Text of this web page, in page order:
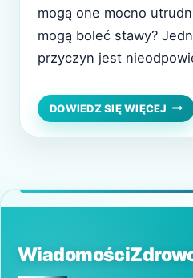
mogą one mocno
mogą boleć stawy?
przyczyn jest
ktoś ubiera się zbyt
zmarznie, tak może być.
DOWIEDZ SIĘ WIĘCEJ
NA